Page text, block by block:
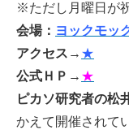
※ただし月曜日が
会場： ヨックモッ
アクセス → ★
公式ＨＰ → ★
ピカソ研究者の松
かえて開催されて